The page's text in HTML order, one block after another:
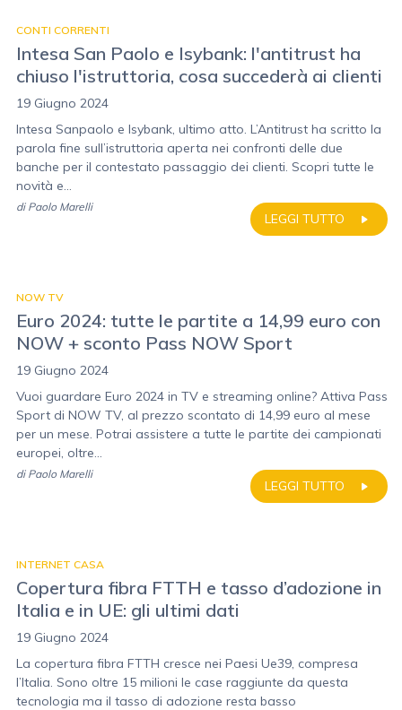
CONTI CORRENTI
Intesa San Paolo e Isybank: l'antitrust ha
chiuso l'istruttoria, cosa succederà ai clienti
19 Giugno 2024
Intesa Sanpaolo e Isybank, ultimo atto. L’Antitrust ha scritto la
parola fine sull’istruttoria aperta nei confronti delle due
banche per il contestato passaggio dei clienti. Scopri tutte le
novità e...
LEGGI TUTTO
di Paolo Marelli
NOW TV
Euro 2024: tutte le partite a 14,99 euro con
NOW + sconto Pass NOW Sport
19 Giugno 2024
Vuoi guardare Euro 2024 in TV e streaming online? Attiva Pass
Sport di NOW TV, al prezzo scontato di 14,99 euro al mese
per un mese. Potrai assistere a tutte le partite dei campionati
europei, oltre...
LEGGI TUTTO
di Paolo Marelli
INTERNET CASA
Copertura fibra FTTH e tasso d’adozione in
Italia e in UE: gli ultimi dati
19 Giugno 2024
La copertura fibra FTTH cresce nei Paesi Ue39, compresa
l’Italia. Sono oltre 15 milioni le case raggiunte da questa
tecnologia ma il tasso di adozione resta basso